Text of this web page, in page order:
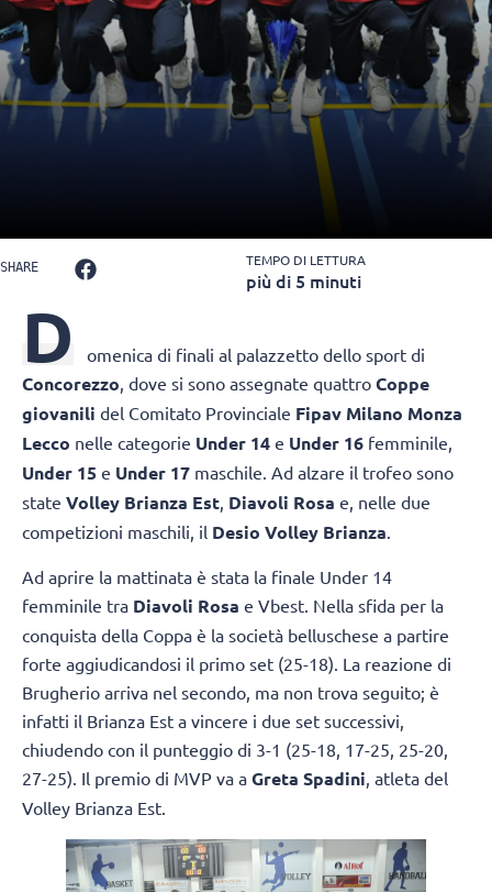
SHARE TEMPO DI LETTURA
più di 5 minuti
D omenica di finali al palazzetto dello sport di
Concorezzo, dove si sono assegnate quattro Coppe
giovanili del Comitato Provinciale Fipav Milano Monza
Lecco nelle categorie Under 14 e Under 16 femminile,
Under 15 e Under 17 maschile. Ad alzare il trofeo sono
state Volley Brianza Est, Diavoli Rosa e, nelle due
competizioni maschili, il Desio Volley Brianza.
Ad aprire la mattinata è stata la finale Under 14
femminile tra Diavoli Rosa e Vbest. Nella sfida per la
conquista della Coppa è la società belluschese a partire
forte aggiudicandosi il primo set (25-18). La reazione di
Brugherio arriva nel secondo, ma non trova seguito; è
infatti il Brianza Est a vincere i due set successivi,
chiudendo con il punteggio di 3-1 (25-18, 17-25, 25-20,
27-25). Il premio di MVP va a Greta Spadini, atleta del
Volley Brianza Est.